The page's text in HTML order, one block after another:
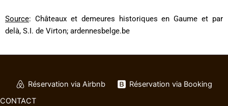
Source: Châteaux et demeures historiques en Gaume et par
delà, S.I. de Virton; ardennesbelge.be
Réservation via Airbnb
Réservation via Booking
CONTACT